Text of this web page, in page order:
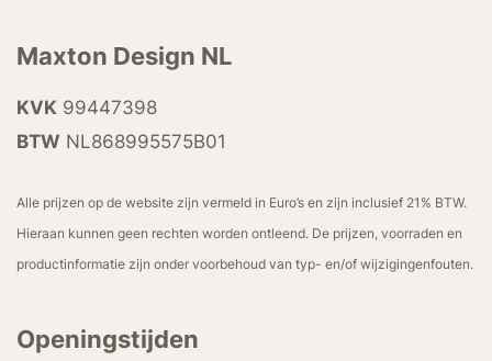
Maxton Design NL
KVK 99447398
BTW NL868995575B01
Alle prijzen op de website zijn vermeld in Euro’s en zijn inclusief 21% BTW.
Hieraan kunnen geen rechten worden ontleend. De prijzen, voorraden en
productinformatie zijn onder voorbehoud van typ- en/of wijzigingenfouten.
Openingstijden